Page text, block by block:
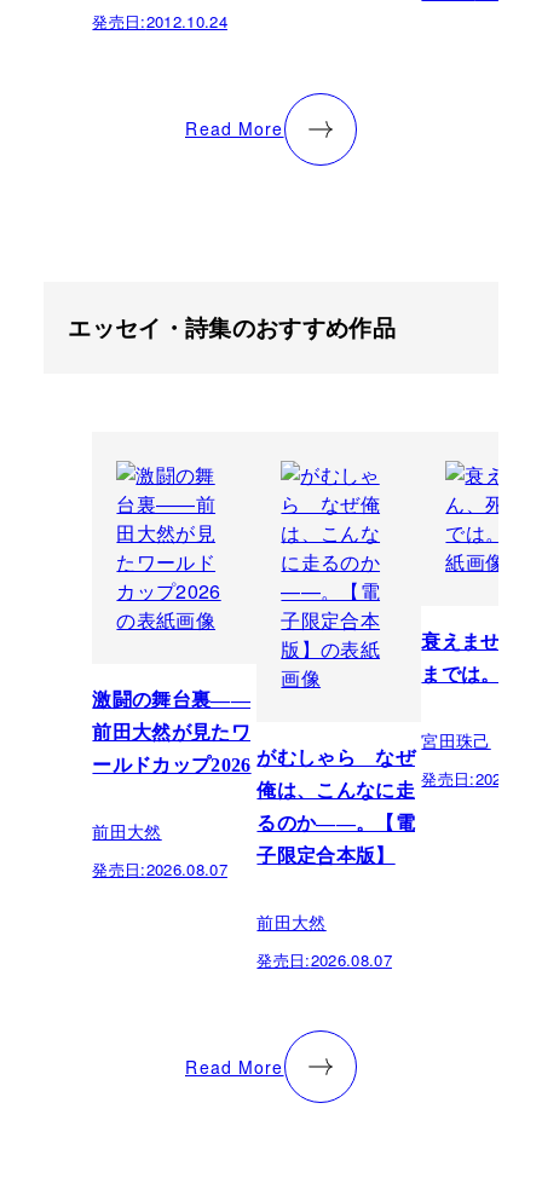
発売日:2012.10.24
Read More
エッセイ・詩集のおすすめ作品
激闘の舞台裏――
前田大然が見たワ
ールドカップ2026
前田大然
発売日:2026.08.07
がむしゃら なぜ
俺は、こんなに走
るのか——。【電
子限定合本版】
前田大然
発売日:2026.08.07
衰えません
までは。
宮田珠己
発売日:
Read More